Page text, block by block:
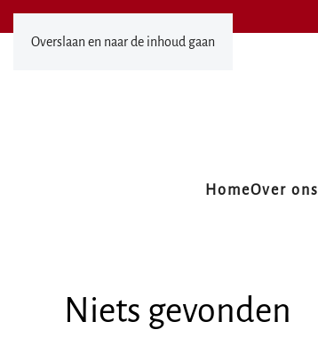
Overslaan en naar de inhoud gaan
HomeOver ons
Niets gevonden